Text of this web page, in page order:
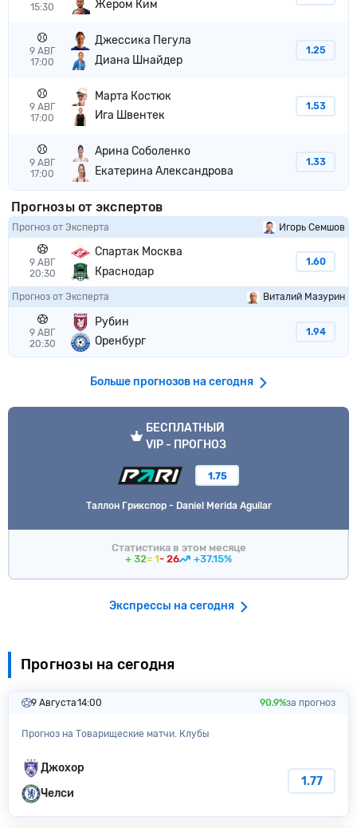
15:30
Жером Ким
9 АВГ
17:00
Джессика Пегула
Диана Шнайдер
1.25
9 АВГ
17:00
Марта Костюк
Ига Швентек
1.53
9 АВГ
17:00
Арина Соболенко
Екатерина Александрова
1.33
Прогнозы от экспертов
Прогноз от Эксперта Игорь Семшов
9 АВГ
20:30
Спартак Москва
Краснодар
1.60
Прогноз от Эксперта Виталий Мазурин
9 АВГ
20:30
Рубин
Оренбург
1.94
Больше прогнозов на сегодня
VIP прогноз
БЕСПЛАТНЫЙ
VIP - ПРОГНОЗ
1.75
Таллон Грикспор - Daniel Merida Aguilar
Статистика в этом месяце
+ 32= 1- 26 +37.15%
Экспрессы на сегодня
Прогнозы на сегодня
9 Августа14:00 90.9%за прогноз
Прогноз на Товарищеские матчи. Клубы
Джохор
Челси
1.77